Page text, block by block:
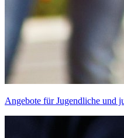
Angebote für Jugendliche und